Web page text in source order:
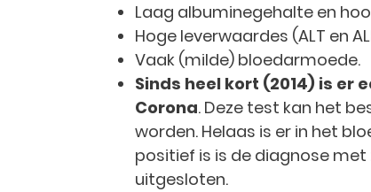
Laag albuminegehalte en
Hoge leverwaardes (ALT en
Vaak (milde) bloedarmoede.
Sinds heel kort (2014) is er
Corona. Deze test kan het
worden. Helaas is er in het
positief is is de diagnose met
uitgesloten.